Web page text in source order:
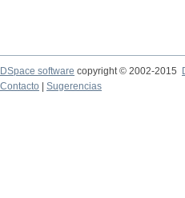
DSpace software copyright © 2002-2015
Contacto
Sugerencias